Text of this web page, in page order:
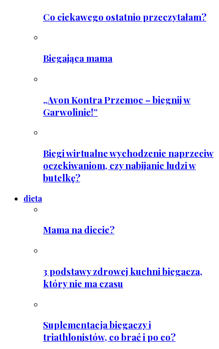
Co ciekawego ostatnio przeczytałam?
Biegająca mama
„Avon Kontra Przemoc – biegnij w
Garwolinie!”
Biegi wirtualne wychodzenie naprzeciw
oczekiwaniom, czy nabijanie ludzi w
butelkę?
dieta
Mama na diecie?
3 podstawy zdrowej kuchni biegacza,
który nie ma czasu
Suplementacja biegaczy i
triathlonistów, co brać i po co?